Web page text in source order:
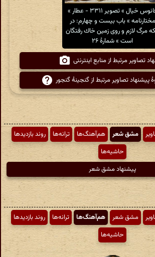
فانوس خیال » تصویر ۳۳۱۱ - عطار »
مختارنامه » باب بیست و چهارم: در
مرگ لازم و روی زمین خاك رفتگان
است » شمارهٔ ۲۶
تصاویر مرتبط از منابع اینترنتی
پیشنهاد تصاویر مرتبط از گنجینهٔ گنجور
مشق شعر هم‌آهنگ‌ها ترانه‌ها
روند بازدیدها
حاشیه‌ها
پیشنهاد مشق شعر
مشق شعر هم‌آهنگ‌ها ترانه‌ها
روند بازدیدها
حاشیه‌ها